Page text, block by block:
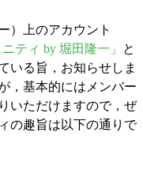
）上のアカウント
ニティ by 堀田隆一」
と
いる旨，お知らせしま
，基本的にはメンバー
いただけますので，ぜ
の趣旨は以下の通りで